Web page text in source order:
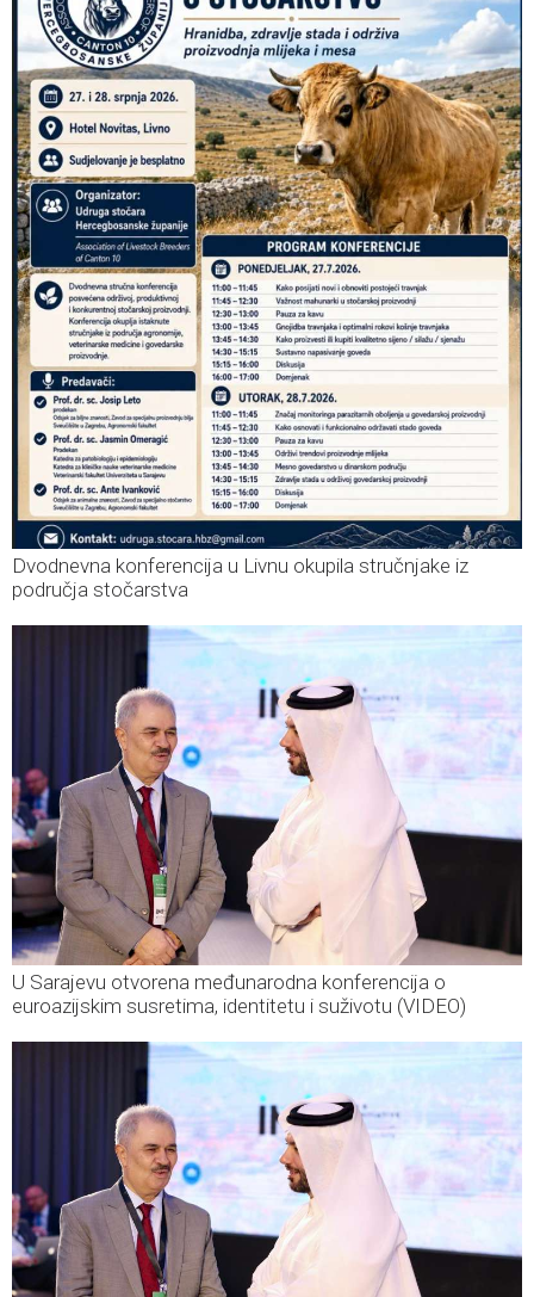
Dvodnevna konferencija u Livnu okupila stručnjake iz
područja stočarstva
U Sarajevu otvorena međunarodna konferencija o
euroazijskim susretima, identitetu i suživotu (VIDEO)